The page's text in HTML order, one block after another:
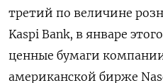
третий по величине
Kaspi Bank, в январе
ценные бумаги
американской бирже